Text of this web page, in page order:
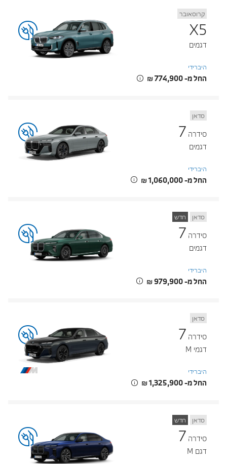
קרוסאובר
X5
דגמים
היברידי
החל מ- ‏774,900 ‏₪
סדאן
סידרה7
דגמים
היברידי
החל מ- ‏1,060,000 ‏₪
סדאן חדש
סידרה7
דגמים
היברידי
החל מ- ‏979,900 ‏₪
סדאן
סידרה7
דגמי M
היברידי
החל מ- ‏1,325,900 ‏₪
סדאן חדש
סידרה7
דגם M